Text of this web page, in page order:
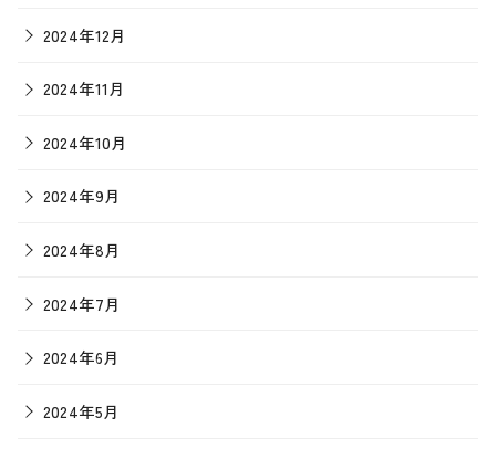
2024年12月
2024年11月
2024年10月
2024年9月
2024年8月
2024年7月
2024年6月
2024年5月